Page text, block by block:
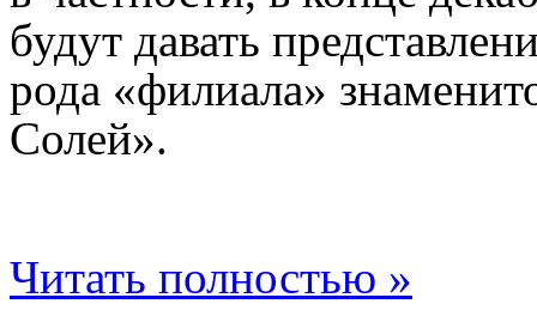
будут давать
рода «филиала»
Солей».
Читать полностью »